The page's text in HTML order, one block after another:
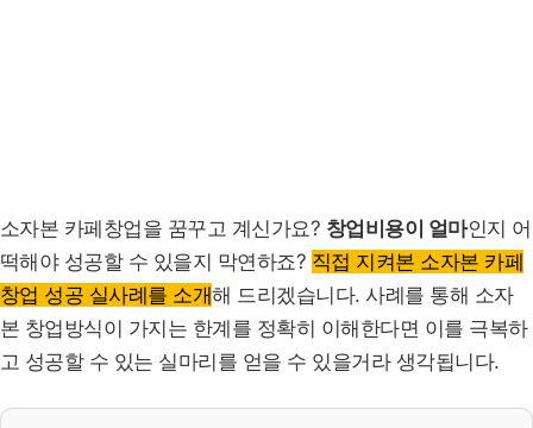
소자본 카페창업을 꿈꾸고 계신가요? 창업비용이 얼마인지 어
떡해야 성공할 수 있을지 막연하죠? 직접 지켜본 소자본 카페
창업 성공 실사례를 소개해 드리겠습니다. 사례를 통해 소자
본 창업방식이 가지는 한계를 정확히 이해한다면 이를 극복하
고 성공할 수 있는 실마리를 얻을 수 있을거라 생각됩니다.